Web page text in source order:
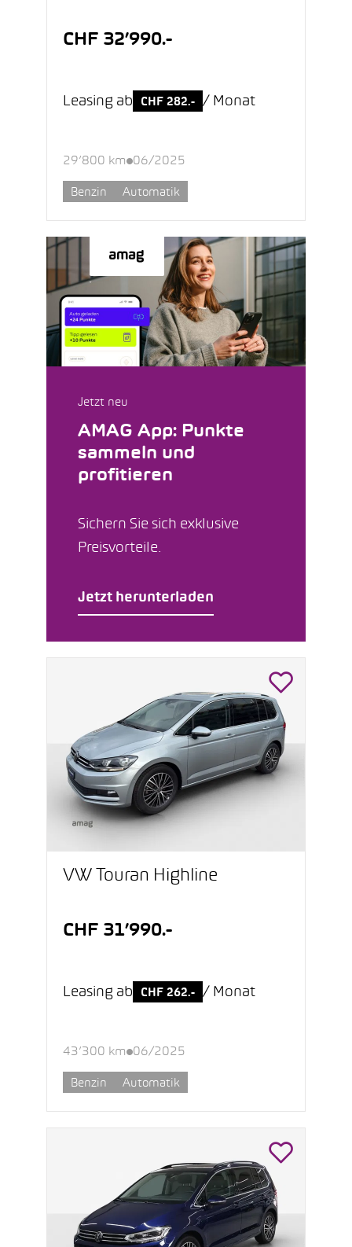
CHF 32’990.-
Leasing ab CHF 282.- / Monat
29’800 km 06/2025
Benzin Automatik
Jetzt neu
AMAG App: Punkte
sammeln und
profitieren
Sichern Sie sich exklusive
Preisvorteile.
Jetzt herunterladen
VW Touran Highline
CHF 31’990.-
Leasing ab CHF 262.- / Monat
43’300 km 06/2025
Benzin Automatik